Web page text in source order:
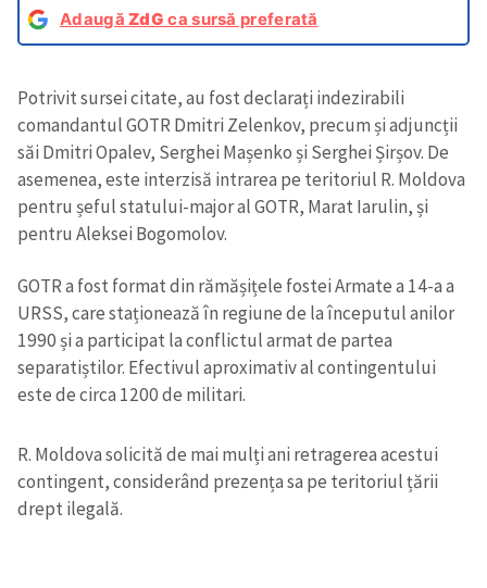
AdaugăZdG ca sursă preferată
Potrivit sursei citate, au fost declarați indezirabili
comandantul GOTR Dmitri Zelenkov, precum și adjuncții
săi Dmitri Opalev, Serghei Mașenko și Serghei Șirșov. De
asemenea, este interzisă intrarea pe teritoriul R. Moldova
pentru șeful statului-major al GOTR, Marat Iarulin, și
pentru Aleksei Bogomolov.
GOTR a fost format din rămășițele fostei Armate a 14-a a
URSS, care staționează în regiune de la începutul anilor
1990 și a participat la conflictul armat de partea
separatiștilor. Efectivul aproximativ al contingentului
este de circa 1200 de militari.
R. Moldova solicită de mai mulți ani retragerea acestui
contingent, considerând prezența sa pe teritoriul țării
drept ilegală.